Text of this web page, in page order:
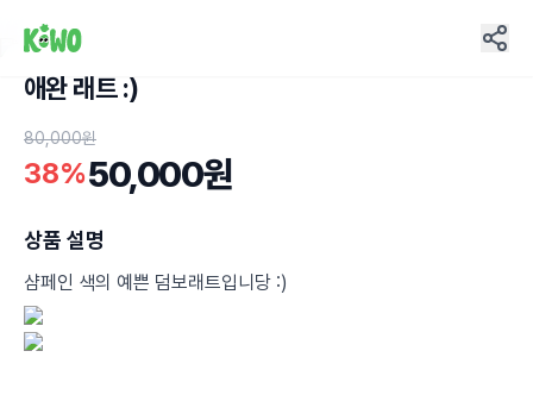
애완 래트 :)
80,000원
38%50,000원
상품 설명
샴페인 색의 예쁜 덤보래트입니당 :)